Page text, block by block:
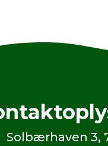
Solbærhaven 3,